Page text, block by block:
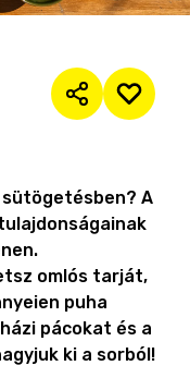
A
omlós tarját,
puha
pácokat és a
ki a sorból!